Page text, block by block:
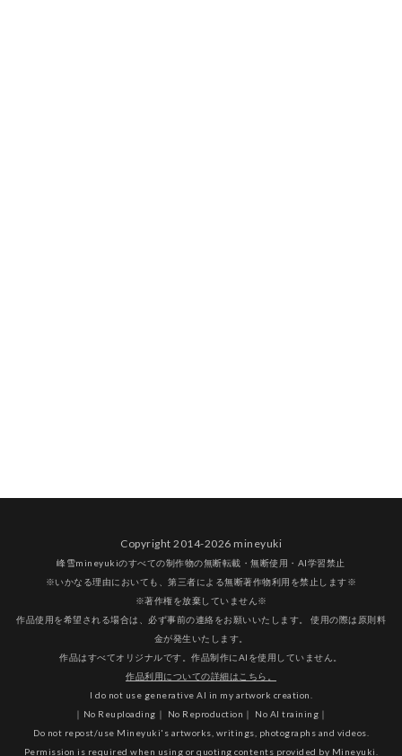
Copyright 2014-2026 mineyuki
峰雪mineyukiのすべての制作物の無断転載・無断使用・AI学習禁止
※いかなる理由においても、第三者による無断著作物利用を禁止します※
※著作権を放棄していません※
作品使用を希望される場合は、必ず事前の連絡をお願いいたします。 使用の際は原則料
金が発生いたします。
作品はすべてオリジナルです。作品制作にAIを使用していません。
作品利用についての詳細はこちら。
I do not use generative AI in my artwork creation.
｜No Reuploading｜ No Reproduction｜ No AI training｜
Do not repost/use Mineyuki's artworks, writings, photographs and videos.
Permission is required when using or quoting contents provided by Mineyuki.